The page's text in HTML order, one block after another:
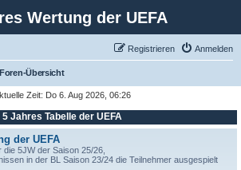
Wertung der UEFA
Anmelden
Registrieren
Foren-Übersicht
Zeit: Do 6. Aug 2026, 06:26
5 Jahres Tabelle der UEFA
der UEFA
5JW der Saison 25/26,
in der BL Saison 23/24 die Teilnehmer ausgespielt